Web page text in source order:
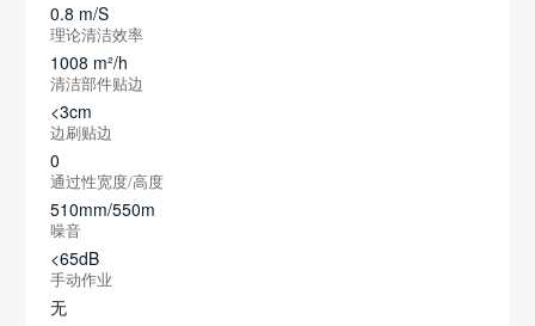
0.8 m/S
理论清洁效率
1008 m²/h
清洁部件贴边
<3cm
边刷贴边
0
通过性宽度/高度
510mm/550m
噪音
<65dB
手动作业
无